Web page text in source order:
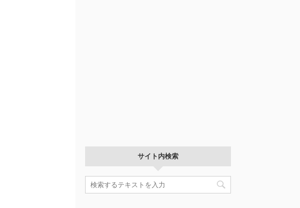
サイト内検索